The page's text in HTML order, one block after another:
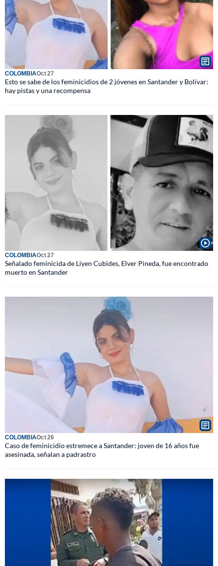
COLOMBIAOct 27
Esto se sabe de los feminicidios de 2 jóvenes en Santander y Bolívar:
hay pistas y una recompensa
COLOMBIAOct 27
Señalado feminicida de Liyen Cubides, Elver Pineda, fue encontrado
muerto en Santander
COLOMBIAOct 26
Caso de feminicidio estremece a Santander: joven de 16 años fue
asesinada, señalan a padrastro